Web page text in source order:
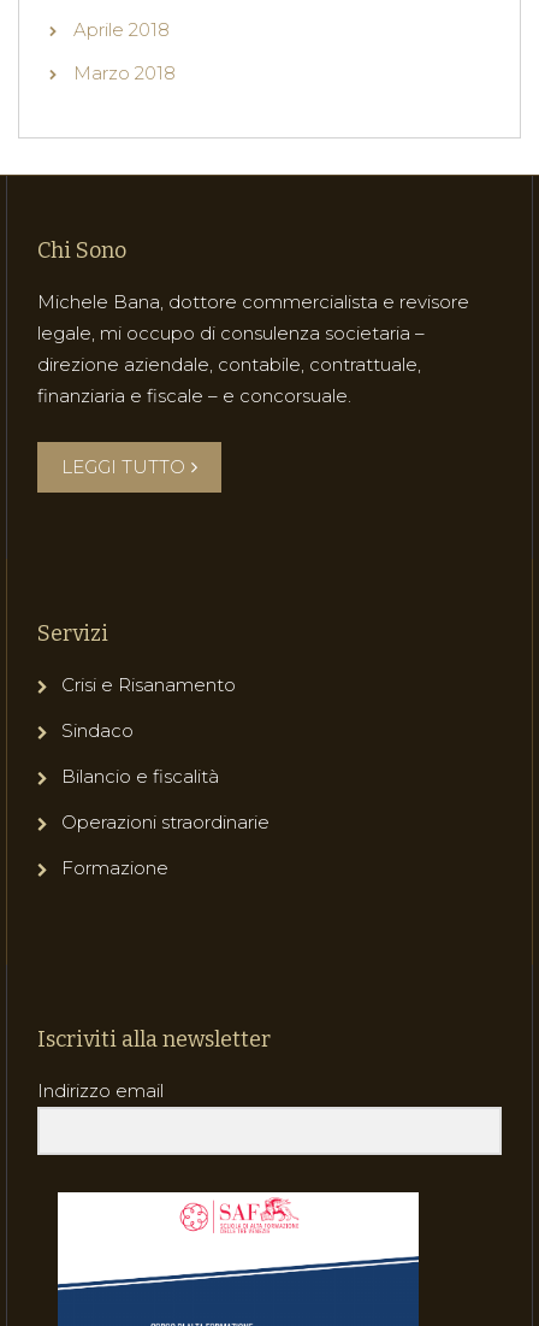
Aprile 2018
Marzo 2018
Chi Sono
Michele Bana, dottore commercialista e revisore
legale, mi occupo di consulenza societaria –
direzione aziendale, contabile, contrattuale,
finanziaria e fiscale – e concorsuale.
LEGGI TUTTO
Servizi
Crisi e Risanamento
Sindaco
Bilancio e fiscalità
Operazioni straordinarie
Formazione
Iscriviti alla newsletter
Indirizzo email